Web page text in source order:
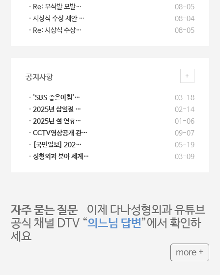
Re: 무삭발 모발…
08-05
시상식 수상 제안 …
08-04
Re: 시상식 수상…
08-05
공지사항
'SBS 좋은아침'…
03-18
2025년 삼일절 …
02-14
2025년 설 연휴…
01-06
CCTV영상공개 관…
09-07
[국민일보] 202…
05-19
성형외과 분야 세계…
03-09
+
자주 묻는 질문
이제 다나성형외과 유튜브
공식 채널 DTV “의느님 답변”에서 확인하
세요
more +